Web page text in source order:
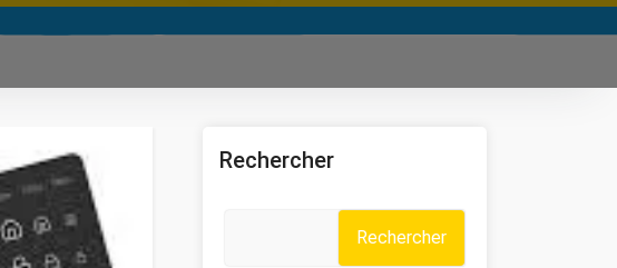
Rechercher
Rechercher